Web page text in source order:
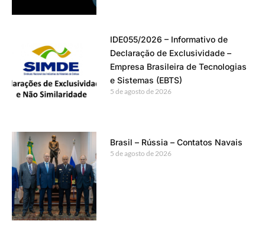
IDE055/2026 – Informativo de
Declaração de Exclusividade –
Empresa Brasileira de Tecnologias
e Sistemas (EBTS)
5 de agosto de 2026
Brasil – Rússia – Contatos Navais
5 de agosto de 2026